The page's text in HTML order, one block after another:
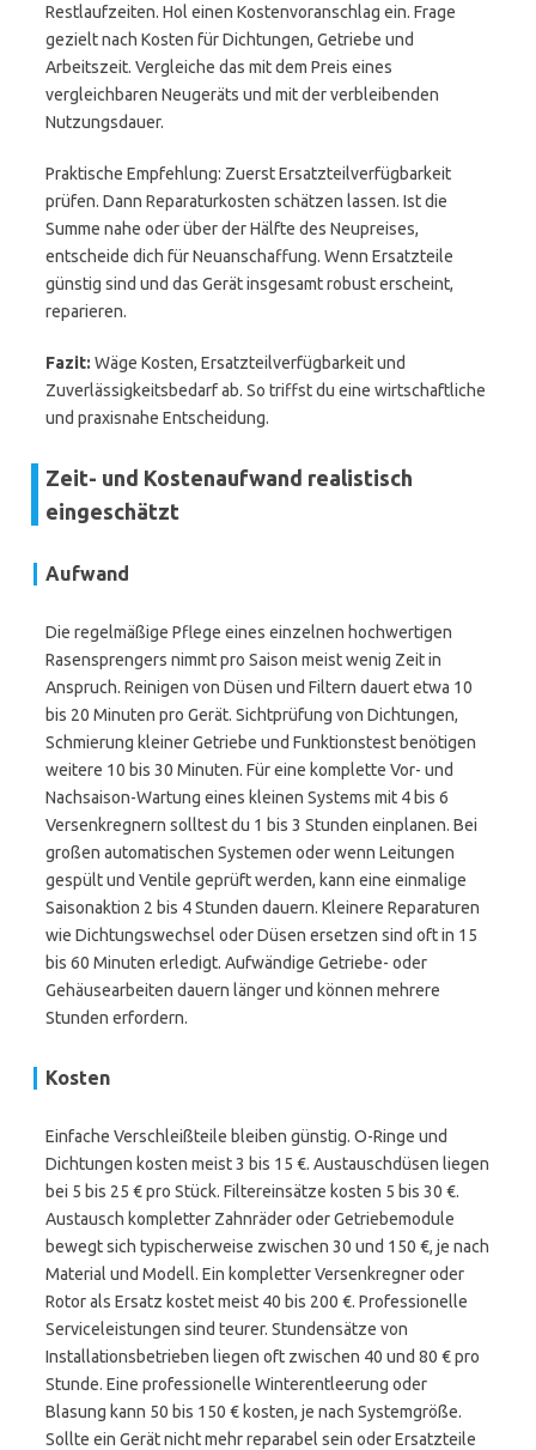
Restlaufzeiten. Hol einen Kostenvoranschlag ein. Frage
gezielt nach Kosten für Dichtungen, Getriebe und
Arbeitszeit. Vergleiche das mit dem Preis eines
vergleichbaren Neugeräts und mit der verbleibenden
Nutzungsdauer.
Praktische Empfehlung: Zuerst Ersatzteilverfügbarkeit
prüfen. Dann Reparaturkosten schätzen lassen. Ist die
Summe nahe oder über der Hälfte des Neupreises,
entscheide dich für Neuanschaffung. Wenn Ersatzteile
günstig sind und das Gerät insgesamt robust erscheint,
reparieren.
Fazit: Wäge Kosten, Ersatzteilverfügbarkeit und
Zuverlässigkeitsbedarf ab. So triffst du eine wirtschaftliche
und praxisnahe Entscheidung.
Zeit- und Kostenaufwand realistisch
eingeschätzt
Aufwand
Die regelmäßige Pflege eines einzelnen hochwertigen
Rasensprengers nimmt pro Saison meist wenig Zeit in
Anspruch. Reinigen von Düsen und Filtern dauert etwa 10
bis 20 Minuten pro Gerät. Sichtprüfung von Dichtungen,
Schmierung kleiner Getriebe und Funktionstest benötigen
weitere 10 bis 30 Minuten. Für eine komplette Vor- und
Nachsaison-Wartung eines kleinen Systems mit 4 bis 6
Versenkregnern solltest du 1 bis 3 Stunden einplanen. Bei
großen automatischen Systemen oder wenn Leitungen
gespült und Ventile geprüft werden, kann eine einmalige
Saisonaktion 2 bis 4 Stunden dauern. Kleinere Reparaturen
wie Dichtungswechsel oder Düsen ersetzen sind oft in 15
bis 60 Minuten erledigt. Aufwändige Getriebe- oder
Gehäusearbeiten dauern länger und können mehrere
Stunden erfordern.
Kosten
Einfache Verschleißteile bleiben günstig. O-Ringe und
Dichtungen kosten meist 3 bis 15 €. Austauschdüsen liegen
bei 5 bis 25 € pro Stück. Filtereinsätze kosten 5 bis 30 €.
Austausch kompletter Zahnräder oder Getriebemodule
bewegt sich typischerweise zwischen 30 und 150 €, je nach
Material und Modell. Ein kompletter Versenkregner oder
Rotor als Ersatz kostet meist 40 bis 200 €. Profes­sionelle
Serviceleistungen sind teurer. Stundensätze von
Installationsbetrieben liegen oft zwischen 40 und 80 € pro
Stunde. Eine professionelle Winterentleerung oder
Blasung kann 50 bis 150 € kosten, je nach Systemgröße.
Sollte ein Gerät nicht mehr reparabel sein oder Ersatzteile